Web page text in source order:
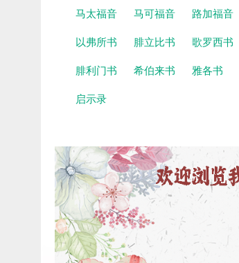
马太福音 马可福音 路加福音
以弗所书
腓立比书 歌罗西书
腓利门书
希伯来书 雅各书
启示录